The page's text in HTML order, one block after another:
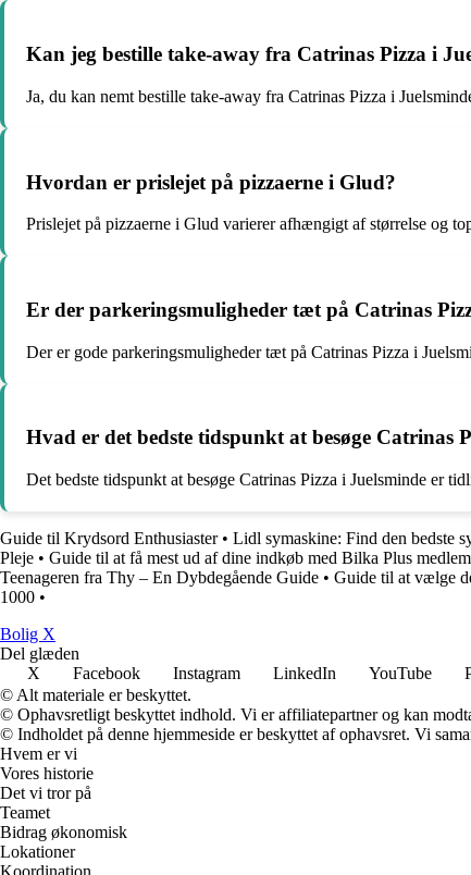
Kan jeg bestille take-away fra Catrinas Pizza i
Ja, du kan nemt bestille take-away fra Catrinas Pizza i
Hvordan er prislejet på pizzaerne i Glud?
Prislejet på pizzaerne i Glud varierer afhængigt af størrelse og
Er der parkeringsmuligheder tæt på Catrinas
Der er gode parkeringsmuligheder tæt på Catrinas Pizza i
Hvad er det bedste tidspunkt at besøge Catrinas
Det bedste tidspunkt at besøge Catrinas Pizza i Juelsminde er
Guide til Krydsord Enthusiaster• Lidl symaskine: Find den bedste
Pleje • Guide til at få mest ud af dine indkøb med Bilka Plus
Teenageren fra Thy – En Dybdegående Guide • Guide til at vælge
1000 •
Bolig X
Del glæden
X
Facebook Instagram LinkedIn YouTube
© Alt materiale er beskyttet.
© Ophavsretligt beskyttet indhold. Vi er affiliatepartner og kan
© Indholdet på denne hjemmeside er beskyttet af ophavsret. Vi
Hvem er vi
Vores historie
Det vi tror på
Teamet
Bidrag økonomisk
Lokationer